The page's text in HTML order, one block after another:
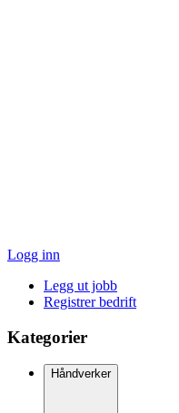
Logg inn
Legg ut jobb
Registrer bedrift
Kategorier
Håndverker